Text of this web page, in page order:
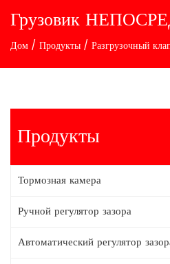
Грузовик
Дом / Продукты / Разгрузочный
Продукты
Тормозная камера
Ручной регулятор зазора
Автоматический регулятор